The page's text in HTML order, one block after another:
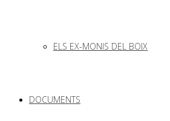
ELS EX-MONIS DEL BOIX
DOCUMENTS